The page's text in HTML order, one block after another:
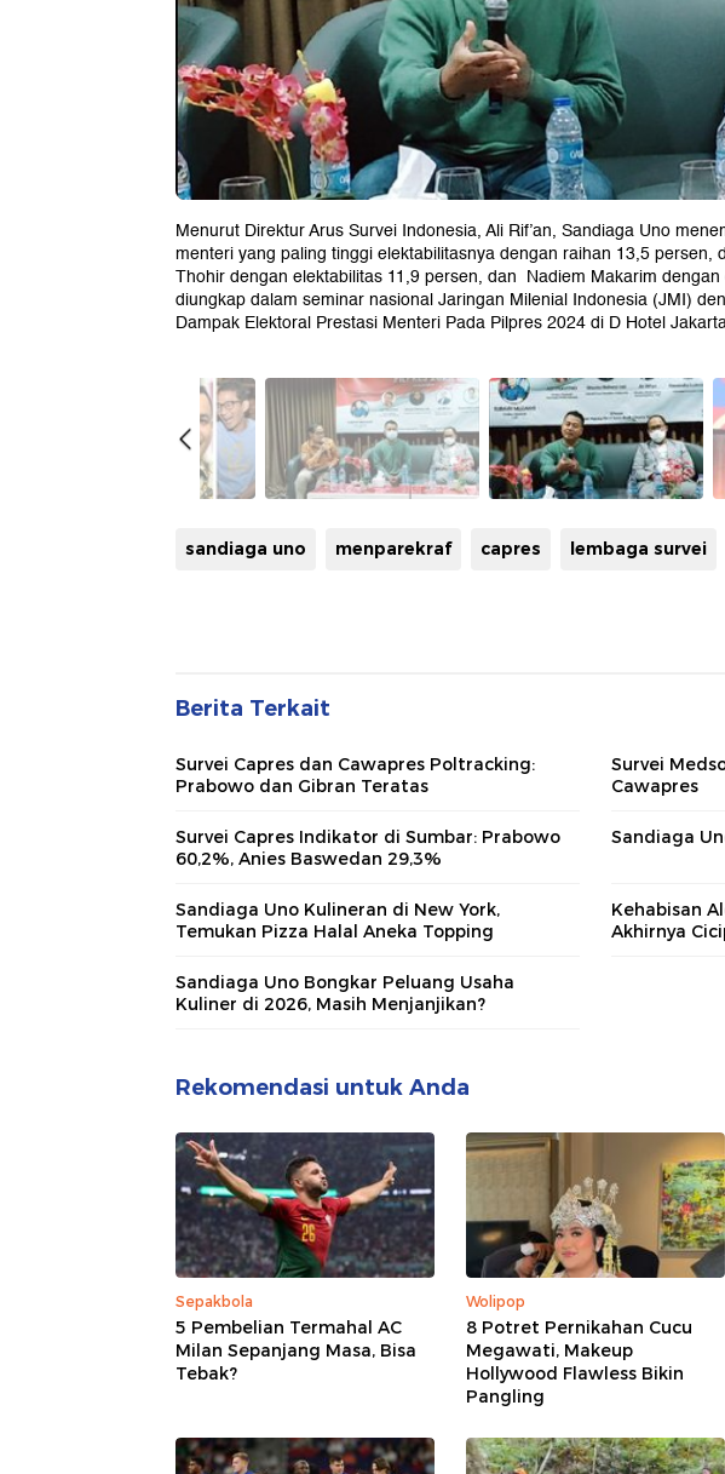
Menurut Direktur Arus Survei Indonesia, Ali Rif’an, Sandiaga Uno
menteri yang paling tinggi elektabilitasnya dengan raihan 13,5 persen,
Thohir dengan elektabilitas 11,9 persen, dan Nadiem Makarim
diungkap dalam seminar nasional Jaringan Milenial Indonesia (JMI)
Dampak Elektoral Prestasi Menteri Pada Pilpres 2024 di D Hotel
sandiaga uno menparekraf capres lembaga survei
Berita Terkait
Survei Capres dan Cawapres Poltracking:
Prabowo dan Gibran Teratas
Survei
Cawapres
Survei Capres Indikator di Sumbar: Prabowo
60,2%, Anies Baswedan 29,3%
Sandiaga
Sandiaga Uno Kulineran di New York,
Temukan Pizza Halal Aneka Topping
Kehabisan
Akhirnya
Sandiaga Uno Bongkar Peluang Usaha
Kuliner di 2026, Masih Menjanjikan?
Rekomendasi untuk Anda
Sepakbola
5 Pembelian Termahal AC
Milan Sepanjang Masa, Bisa
Tebak?
Wolipop
8 Potret Pernikahan Cucu
Megawati, Makeup
Hollywood Flawless Bikin
Pangling